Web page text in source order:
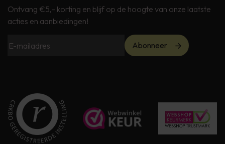
Ontvang €5,- korting en blijf op de hoogte van onze laatste
acties en aanbiedingen!
Abonneer